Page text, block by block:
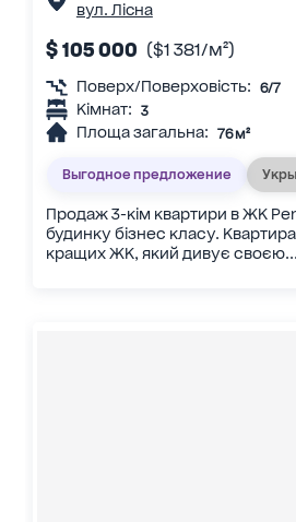
вул. Лісна
$ 105 000 ($1 381/м²)
Поверх/Поверховість: 6/7
Кімнат: 3
Площа загальна: 76 м²
Выгодное предложение
Продаж 3-кім квартири в ЖК
будинку бізнес класу.
кращих ЖК, який дивує своєю...